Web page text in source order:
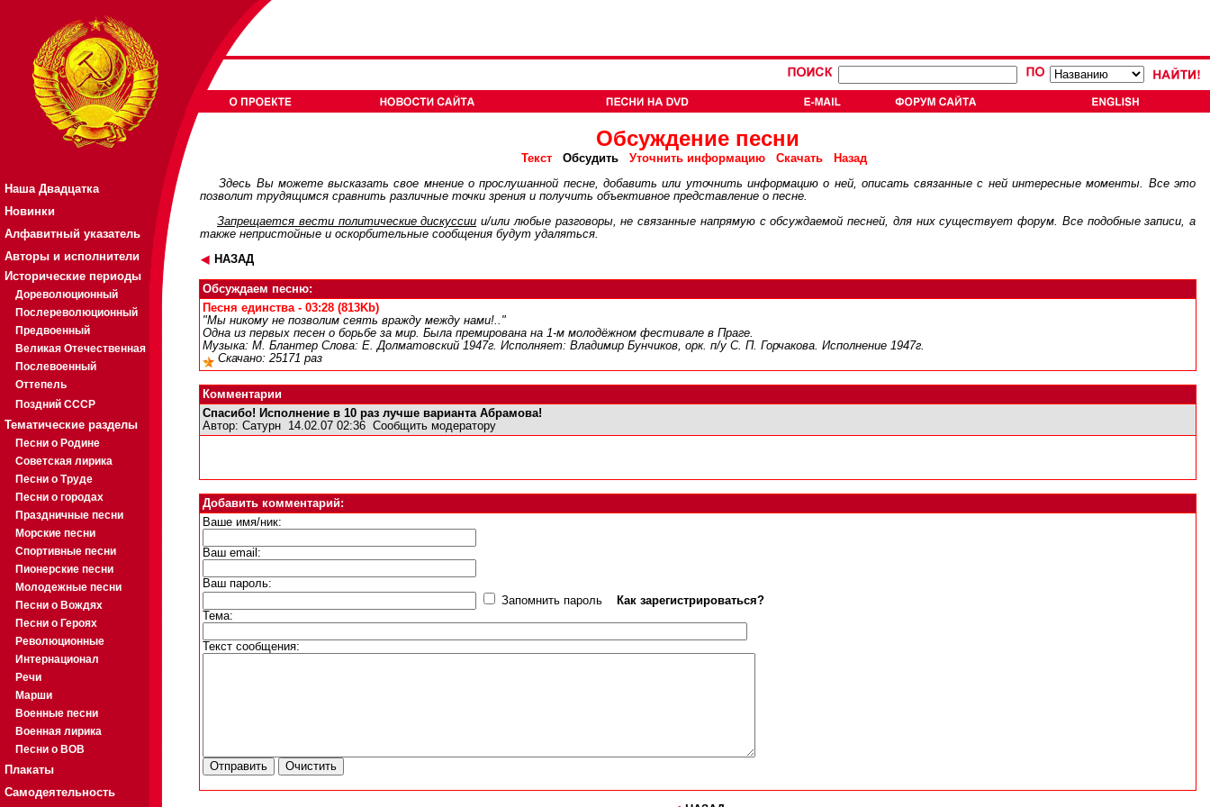
Наша Двадцатка
Новинки
Алфавитный указатель
Авторы и исполнители
Исторические периоды
Дореволюционный
Послереволюционный
Предвоенный
Великая Отечественная
Послевоенный
Оттепель
Поздний СССР
Тематические разделы
Песни о Родине
Советская лирика
Песни о Труде
Песни о городах
Праздничные песни
Морские песни
Спортивные песни
Пионерские песни
Молодежные песни
Песни о Вождях
Песни о Героях
Революционные
Интернационал
Речи
Марши
Военные песни
Военная лирика
Песни о ВОВ
Плакаты
Самодеятельность
Обсуждение песни
Текст Обсудить Уточнить информацию Скачать
Назад
Здесь Вы можете высказать свое мнение о прослушанной песне, добавить или уточнить информацию о ней, описать связанные с ней интересные моменты. Все это
позволит трудящимся сравнить различные точки зрения и получить объективное представление о песне.
Запрещается вести политические дискуcсии и/или любые разговоры, не связанные напрямую с обсуждаемой песней, для них существует форум. Все подобные записи, а
также непристойные и оскорбительные сообщения будут удаляться.
НАЗАД
Обсуждаем песню:
Песня единства - 03:28 (813Kb)
"Мы никому не позволим сеять вражду между нами!.."
Одна из первых песен о борьбе за мир. Была премирована на 1-м молодёжном фестивале в Праге.
Музыка: М. Блантер Слова: Е. Долматовский 1947г. Исполняет: Владимир Бунчиков, орк. п/у С. П. Горчакова. Исполнение 1947г.
Скачано: 25171 раз
Комментарии
Спасибо! Исполнение в 10 раз лучше варианта Абрамова!
Автор: Сатурн 14.02.07 02:36 Сообщить модератору
Добавить комментарий:
Ваше имя/ник:
Ваш email:
Ваш пароль:
Запомнить пароль
Как зарегистрироваться?
Тема:
Текст сообщения: